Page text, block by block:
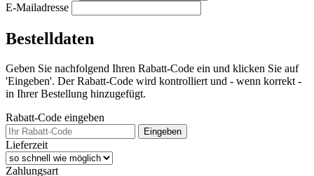
E-Mailadresse
Bestelldaten
Geben Sie nachfolgend Ihren Rabatt-Code ein und klicken Sie auf
'Eingeben'. Der Rabatt-Code wird kontrolliert und - wenn korrekt -
in Ihrer Bestellung hinzugefügt.
Rabatt-Code eingeben
Eingeben
Lieferzeit
Zahlungsart